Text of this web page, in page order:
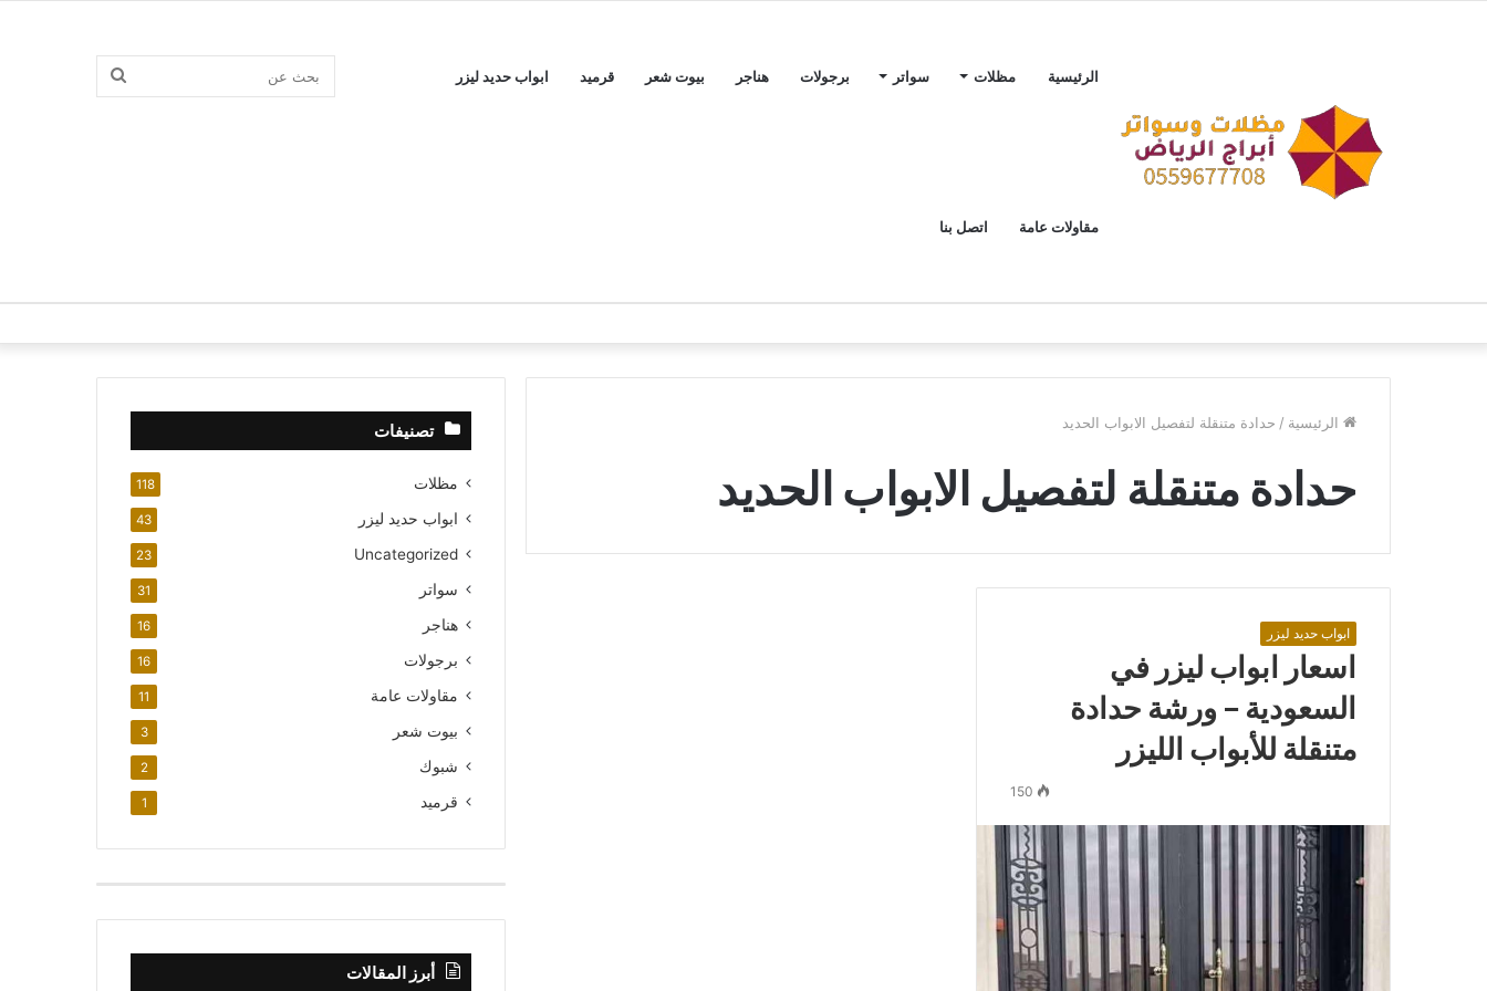
الرئيسية مظلات سواتر برجولات هناجر بيوت شعر قرميد ابواب حديد ليزر
مقاولات عامة اتصل بنا
بحث
الرئيسية / حدادة متنقلة لتفصيل الابواب الحديد
حدادة متنقلة لتفصيل الابواب الحديد
ابواب حديد ليزر
اسعار ابواب ليزر في
السعودية – ورشة حدادة
متنقلة للأبواب الليزر
150
تصنيفات
مظلات 118
ابواب حديد ليزر 43
Uncategorized
23
سواتر 31
هناجر 16
برجولات 16
مقاولات عامة 11
بيوت شعر 3
شبوك 2
قرميد 1
أبرز المقالات